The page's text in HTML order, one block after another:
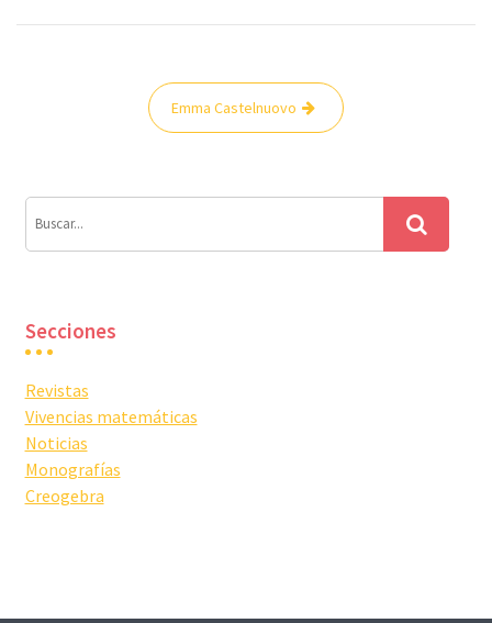
Navegación
Emma Castelnuovo
Secciones
Revistas
Vivencias matemáticas
Noticias
Monografías
Creogebra